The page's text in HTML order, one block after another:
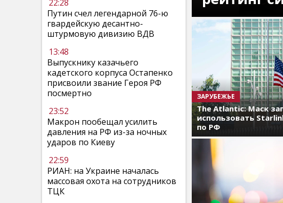
22:28
Путин счел легендарной 76-ю
гвардейскую десантно-
штурмовую дивизию ВДВ
13:48
Выпускнику казачьего
кадетского корпуса Остапенко
присвоили звание Героя РФ
посмертно
23:52
Макрон пообещал усилить
давления на РФ из-за ночных
ударов по Киеву
22:59
РИАН: на Украине началась
массовая охота на сотрудников
ТЦК
ЗАРУБЕЖЬЕ
The Atlantic: Маск
использовать
по РФ